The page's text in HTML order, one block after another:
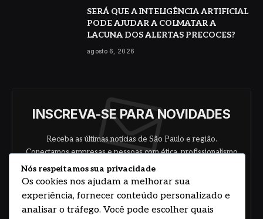
SERÁ QUE A INTELIGÊNCIA ARTIFICIAL
PODE AJUDAR A COLMATAR A
LACUNA DOS ALERTAS PRECOCES?
agosto 6, 2026
INSCREVA-SE PARA NOVIDADES
Receba as últimas notícias de São Paulo e região.
Conectamos empresas e pessoas com ética, profissionalismo
e responsabilidade.
Nós respeitamos sua privacidade
Os cookies nos ajudam a melhorar sua
experiência, fornecer conteúdo personalizado e
analisar o tráfego. Você pode escolher quais